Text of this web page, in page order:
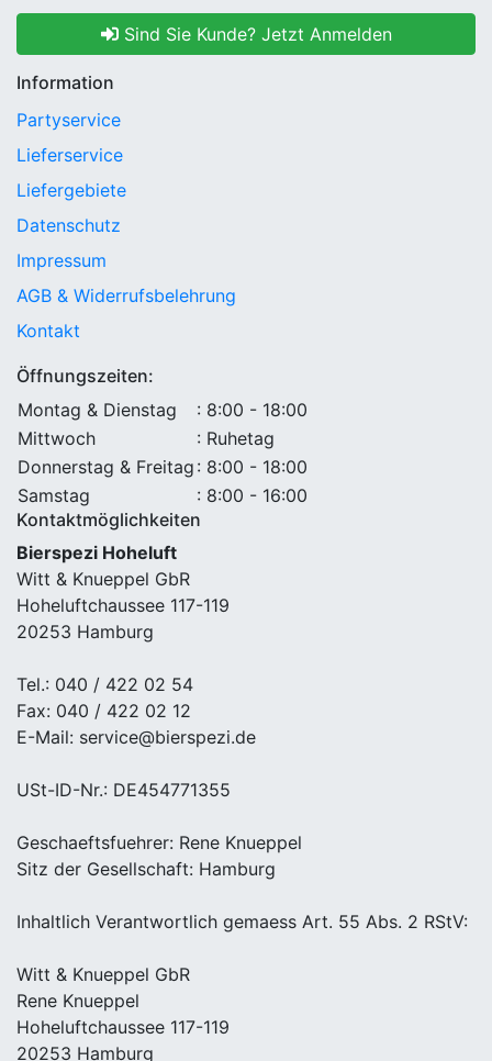
Sind Sie Kunde? Jetzt Anmelden
Information
Partyservice
Lieferservice
Liefergebiete
Datenschutz
Impressum
AGB & Widerrufsbelehrung
Kontakt
Öffnungszeiten:
Montag & Dienstag
: 8:00 - 18:00
Mittwoch
: Ruhetag
Donnerstag & Freitag : 8:00 - 18:00
Samstag
: 8:00 - 16:00
Kontaktmöglichkeiten
Bierspezi Hoheluft
Witt & Knueppel GbR
Hoheluftchaussee 117-119
20253 Hamburg
Tel.: 040 / 422 02 54
Fax: 040 / 422 02 12
E-Mail: service@bierspezi.de
USt-ID-Nr.: DE454771355
Geschaeftsfuehrer: Rene Knueppel
Sitz der Gesellschaft: Hamburg
Inhaltlich Verantwortlich gemaess Art. 55 Abs. 2 RStV:
Witt & Knueppel GbR
Rene Knueppel
Hoheluftchaussee 117-119
20253 Hamburg